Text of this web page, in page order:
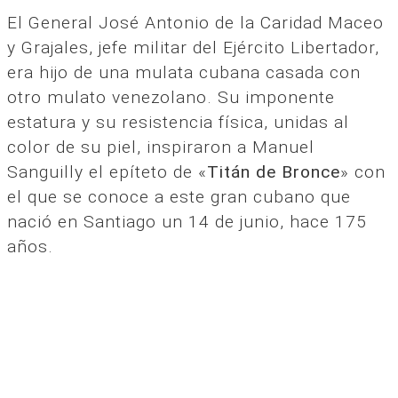
El General José Antonio de la Caridad Maceo
y Grajales, jefe militar del Ejército Libertador,
era hijo de una mulata cubana casada con
otro mulato venezolano. Su imponente
estatura y su resistencia física, unidas al
color de su piel, inspiraron a Manuel
Sanguilly el epíteto de «Titán de Bronce» con
el que se conoce a este gran cubano que
nació en Santiago un 14 de junio, hace 175
años.